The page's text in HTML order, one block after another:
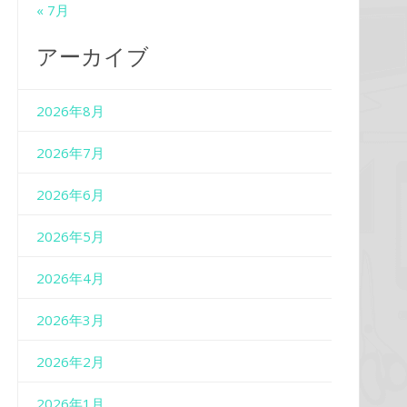
« 7月
アーカイブ
2026年8月
2026年7月
2026年6月
2026年5月
2026年4月
2026年3月
2026年2月
2026年1月